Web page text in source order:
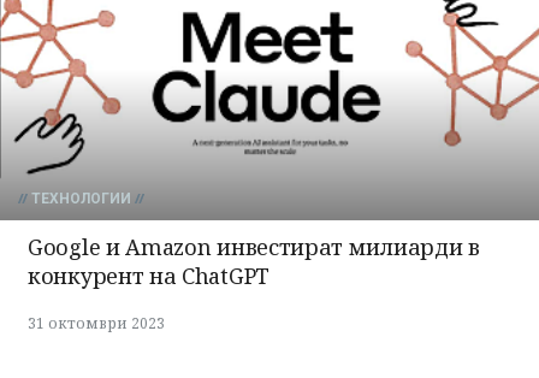
ТЕХНОЛОГИИ
Google и Amazon инвестират милиарди в
конкурент на ChatGPT
31 октомври 2023